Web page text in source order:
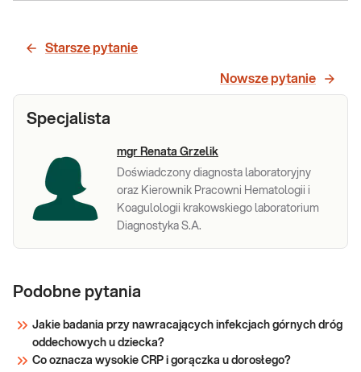
Istotne dla odróżnienia zakażeń
bakteryjnych do wirusowych i
Starsze pytanie
Nowsze pytanie
Specjalista
mgr Renata Grzelik
Doświadczony diagnosta laboratoryjny
oraz Kierownik Pracowni Hematologii i
Koagulologii krakowskiego laboratorium
Diagnostyka S.A.
Podobne pytania
Jakie badania przy nawracających infekcjach górnych dróg
oddechowych u dziecka?
Co oznacza wysokie CRP i gorączka u dorosłego?